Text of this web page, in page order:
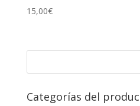
15,00€
Categorías del